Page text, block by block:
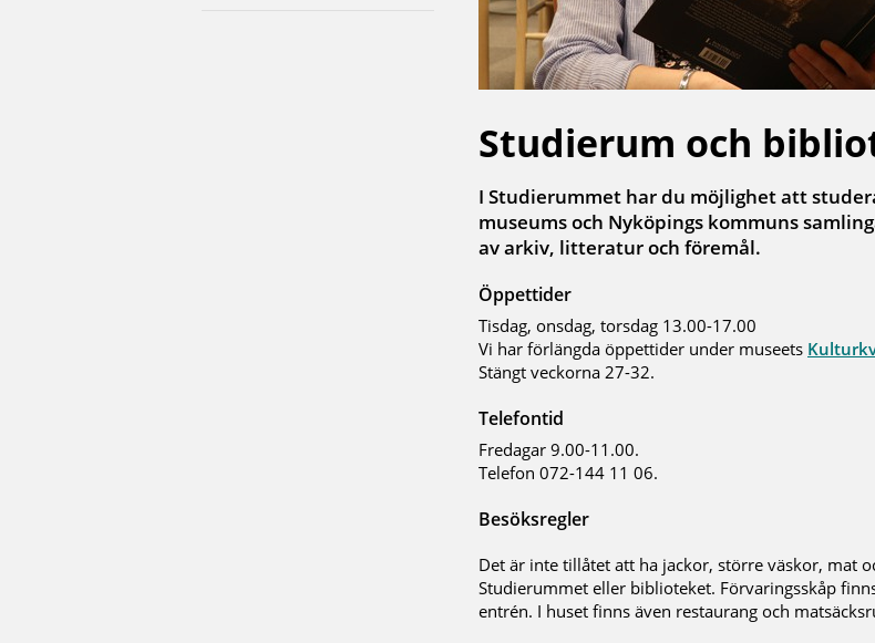
Studierum och
I Studierummet har du möjlighet att
museums och Nyköpings kommuns
av arkiv, litteratur och föremål.
Öppettider
Tisdag, onsdag, torsdag 13.00-17.00
Vi har förlängda öppettider under museets
Stängt veckorna 27-32.
Telefontid
Fredagar 9.00-11.00.
Telefon 072-144 11 06.
Besöksregler
Det är inte tillåtet att ha jackor, större väskor, mat
Studierummet eller biblioteket. Förvaringsskåp
entrén. I huset finns även restaurang och